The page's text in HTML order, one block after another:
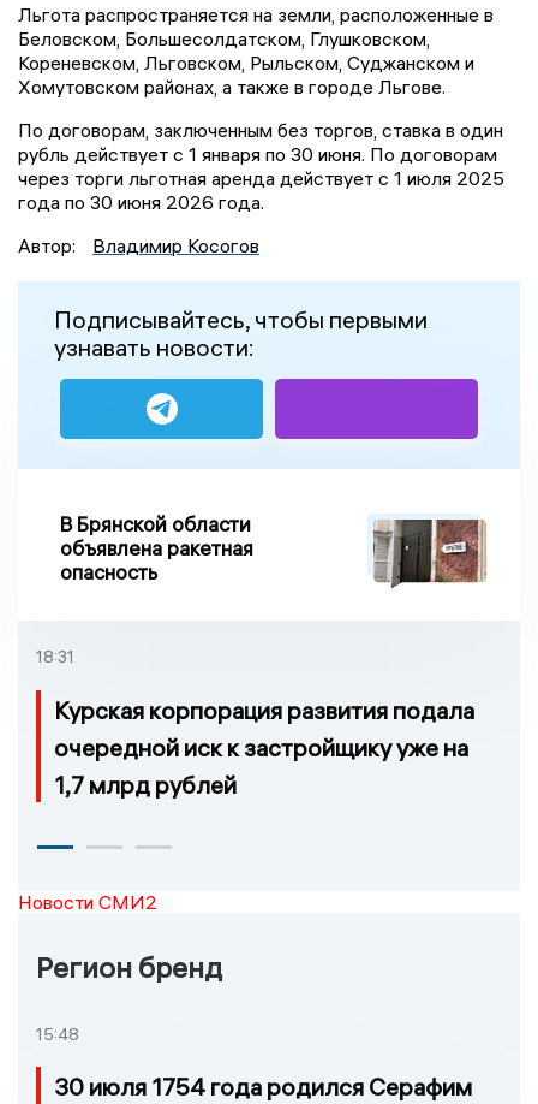
Льгота распространяется на земли, расположенные в
Беловском, Большесолдатском, Глушковском,
Кореневском, Льговском, Рыльском, Суджанском и
Хомутовском районах, а также в городе Льгове.
По договорам, заключенным без торгов, ставка в один
рубль действует с 1 января по 30 июня. По договорам
через торги льготная аренда действует с 1 июля 2025
года по 30 июня 2026 года.
Автор:
Владимир Косогов
Подписывайтесь, чтобы первыми
узнавать новости:
В Брянской области
объявлена ракетная
опасность
18:31
Курская корпорация развития подала
очередной иск к застройщику уже на
1,7 млрд рублей
Новости СМИ2
Регион бренд
15:48
30 июля 1754 года родился Серафим